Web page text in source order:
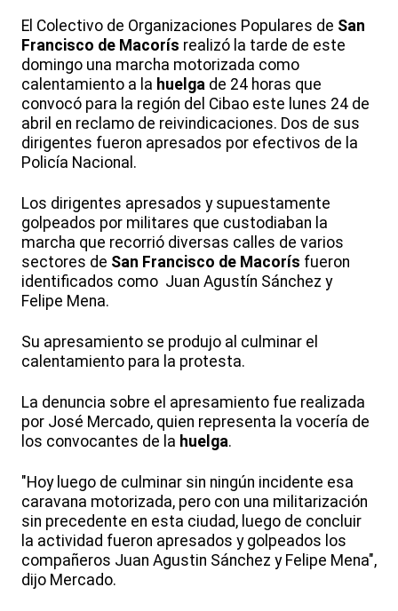
El Colectivo de Organizaciones Populares de San
Francisco de Macorís realizó la tarde de este
domingo una marcha motorizada como
calentamiento a la huelga de 24 horas que
convocó para la región del Cibao este lunes 24 de
abril en reclamo de reivindicaciones. Dos de sus
dirigentes fueron apresados por efectivos de la
Policía Nacional.
Los dirigentes apresados y supuestamente
golpeados por militares que custodiaban la
marcha que recorrió diversas calles de varios
sectores de San Francisco de Macorís fueron
identificados como Juan Agustín Sánchez y
Felipe Mena.
Su apresamiento se produjo al culminar el
calentamiento para la protesta.
La denuncia sobre el apresamiento fue realizada
por José Mercado, quien representa la vocería de
los convocantes de la huelga.
"Hoy luego de culminar sin ningún incidente esa
caravana motorizada, pero con una militarización
sin precedente en esta ciudad, luego de concluir
la actividad fueron apresados y golpeados los
compañeros Juan Agustin Sánchez y Felipe Mena",
dijo Mercado.